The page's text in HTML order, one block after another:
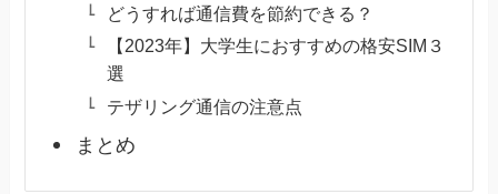
どうすれば通信費を節約できる？
【2023年】大学生におすすめの格安SIM３
選
テザリング通信の注意点
まとめ